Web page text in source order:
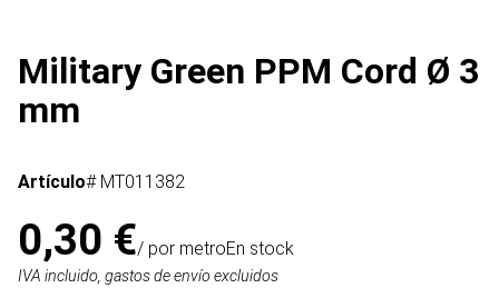
Military Green PPM Cord Ø 3
mm
Artículo# MT011382
0,30 €/ por metroEn stock
IVA incluido, gastos de envío excluidos